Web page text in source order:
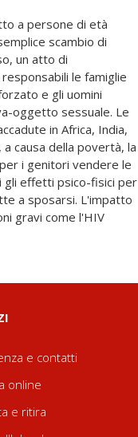
a persone di età
scambio di
un atto di
le famiglie
e gli uomini
oggetto sessuale. Le
in Africa, India,
a causa della povertà, la
i genitori vendere le
gli effetti psico-fisici per
a sposarsi. L'impatto
gravi come l'HIV
alle gravidanze
della madre e
che le comuni azioni
verso
la famiglia, la
narrate emerge, tra
il coraggio di alcune
al matrimonio forzato
il loro diritto ad
e contatti
online
e ritira